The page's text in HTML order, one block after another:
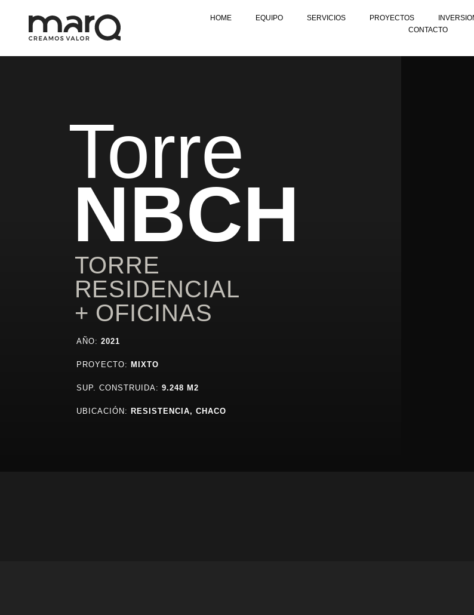
HOME EQUIPO SERVICIOS PROYECTOS
CONTACTO
Torre
NBCH
TORRE
RESIDENCIAL
+ OFICINAS
AÑO: 2021
PROYECTO: MIXTO
SUP. CONSTRUIDA: 9.248 M2
UBICACIÓN: RESISTENCIA, CHACO